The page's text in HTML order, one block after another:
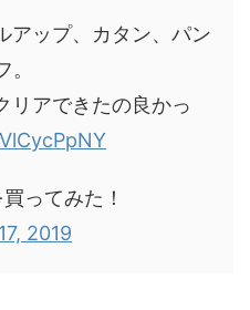
アップ、カタン、パン
リアできたの良かっ
ってみた！
2019